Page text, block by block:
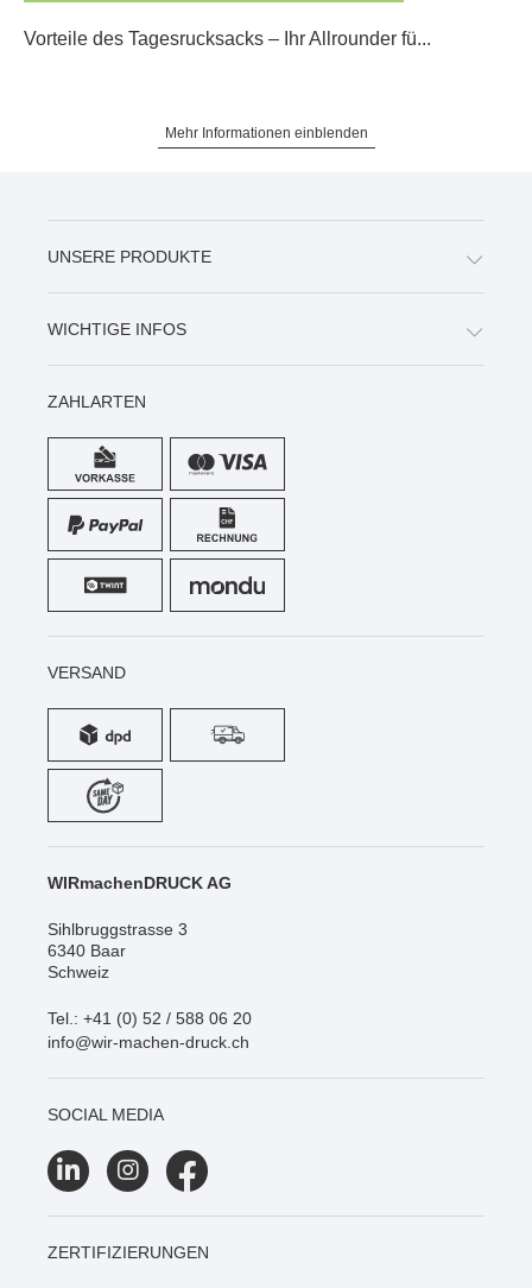
Vorteile des Tagesrucksacks – Ihr Allrounder fü...
Mehr Informationen einblenden
UNSERE PRODUKTE
WICHTIGE INFOS
ZAHLARTEN
VERSAND
WIRmachenDRUCK AG
Sihlbruggstrasse 3
6340 Baar
Schweiz
Tel.: +41 (0) 52 / 588 06 20
info@wir-machen-druck.ch
SOCIAL MEDIA
ZERTIFIZIERUNGEN